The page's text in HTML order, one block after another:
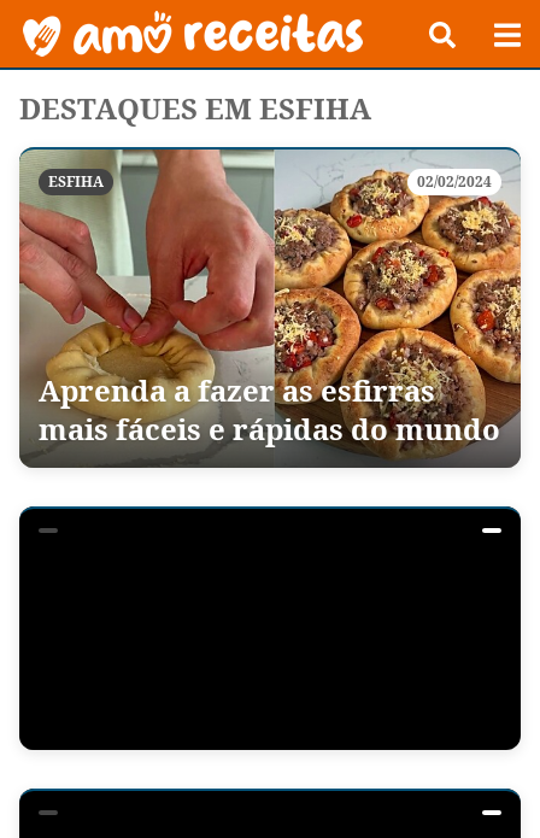
DESTAQUES EM ESFIHA
ESFIHA 02/02/2024
Aprenda a fazer as esfirras
mais fáceis e rápidas do mundo